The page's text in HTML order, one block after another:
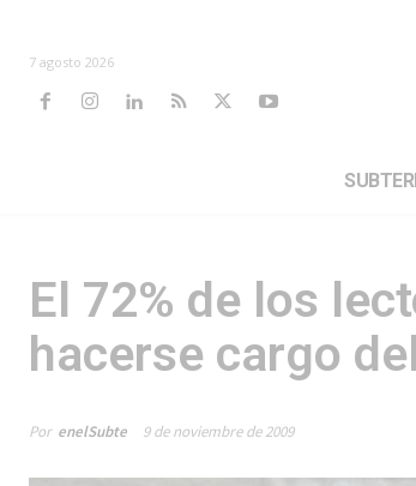
7 agosto 2026
El 72% de los
hacerse cargo
Por enelSubte 9 de noviembre de 2009